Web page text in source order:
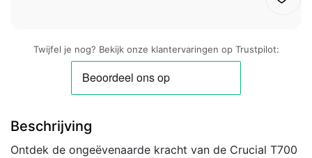
Twijfel je nog? Bekijk onze klantervaringen op Trustpilot:
Beschrijving
Ontdek de ongeëvenaarde kracht van de Crucial T700